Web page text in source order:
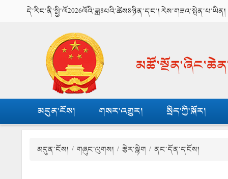
དེ་རིང་ནི་སྤྱི་ལོ2026ལོའི་ཟླ8པའི་ཚེས8ཉིན་དང་། རེས་གཟའ་སྤེན་པ་ཡིན།
མདུན་ངོས། གསར་འགྱུར། སྲིད་ཀྱི་སྐོར།
མདུན་ངོས། / གཞུང་ལུགས། / རྩེར་སྙེག / ནང་དོན་དངོས།